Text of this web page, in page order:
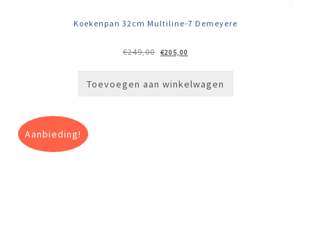
Koekenpan 32cm Multiline-7 Demeyere
€249,00
Oorspronkelijke
prijs
€205,00
prijs
Toevoegen aan winkelwagen
Aanbieding!